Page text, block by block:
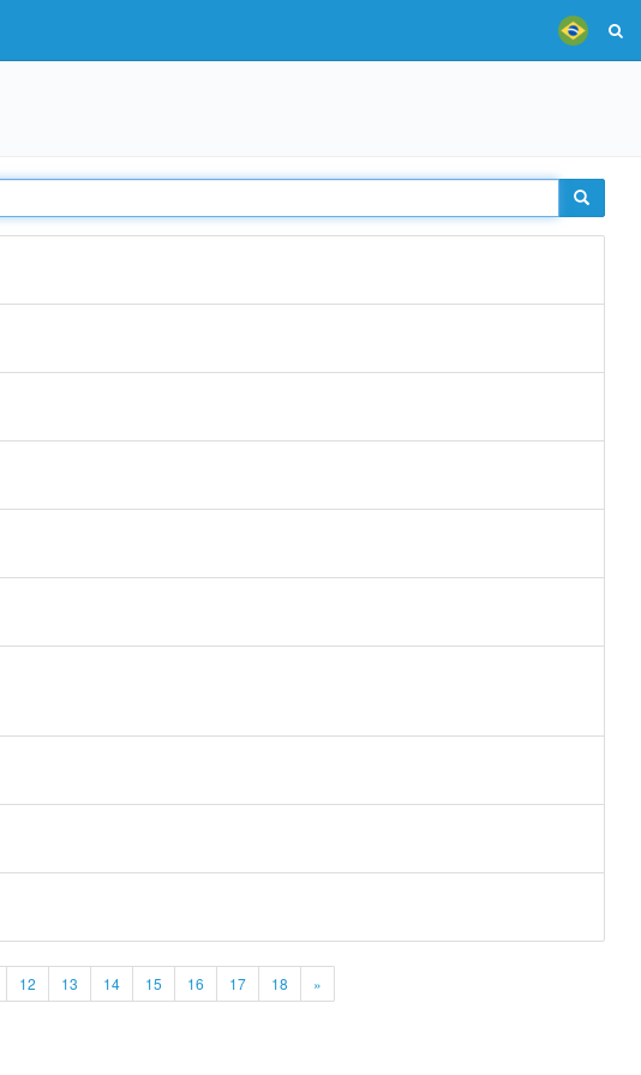
12 13 14 15 16 17 18 »